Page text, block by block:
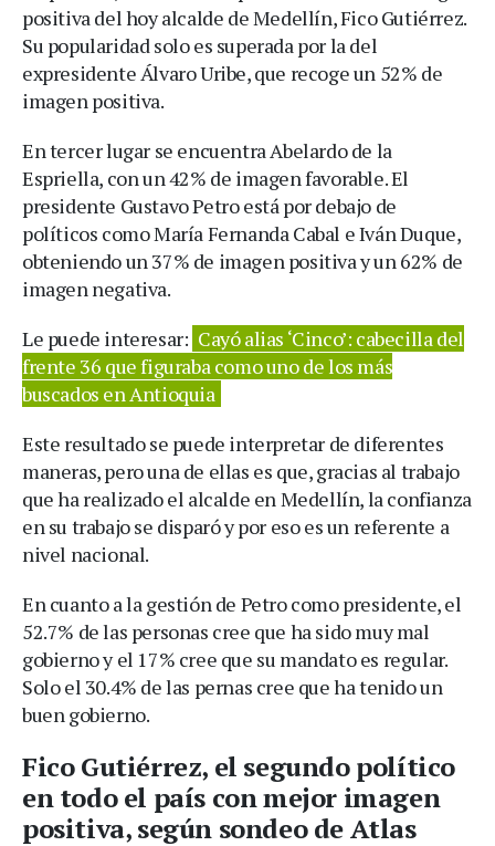
positiva del hoy alcalde de Medellín, Fico Gutiérrez.
Su popularidad solo es superada por la del
expresidente Álvaro Uribe, que recoge un 52% de
imagen positiva.
En tercer lugar se encuentra Abelardo de la
Espriella, con un 42% de imagen favorable. El
presidente Gustavo Petro está por debajo de
políticos como María Fernanda Cabal e Iván Duque,
obteniendo un 37% de imagen positiva y un 62% de
imagen negativa.
Le puede interesar: Cayó alias ‘Cinco’: cabecilla del
frente 36 que figuraba como uno de los más
buscados en Antioquia
Este resultado se puede interpretar de diferentes
maneras, pero una de ellas es que, gracias al trabajo
que ha realizado el alcalde en Medellín, la confianza
en su trabajo se disparó y por eso es un referente a
nivel nacional.
En cuanto a la gestión de Petro como presidente, el
52.7% de las personas cree que ha sido muy mal
gobierno y el 17% cree que su mandato es regular.
Solo el 30.4% de las pernas cree que ha tenido un
buen gobierno.
Fico Gutiérrez, el segundo político
en todo el país con mejor imagen
positiva, según sondeo de Atlas